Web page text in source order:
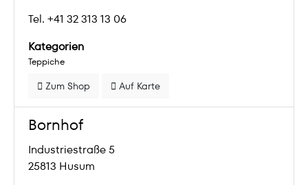
Tel. +41 32 313 13 06
Kategorien
Teppiche
Zum Shop Auf Karte
Bornhof
Industriestraße 5
25813 Husum